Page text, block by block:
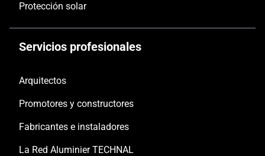
Protección solar
Servicios profesionales
Arquitectos
Promotores y constructores
Fabricantes e instaladores
La Red Aluminier TECHNAL